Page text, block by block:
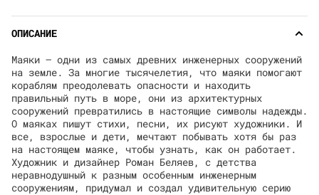
ОПИСАНИЕ
Маяки — одни из самых древних инженерных сооружений
на земле. За многие тысячелетия, что маяки помогают
кораблям преодолевать опасности и находить
правильный путь в море, они из архитектурных
сооружений превратились в настоящие символы надежды.
О маяках пишут стихи, песни, их рисуют художники. И
все, взрослые и дети, мечтают побывать хотя бы раз
на настоящем маяке, чтобы узнать, как он работает.
Художник и дизайнер Роман Беляев, с детства
неравнодушный к разным особенным инженерным
сооружениям, придумал и создал удивительную серию